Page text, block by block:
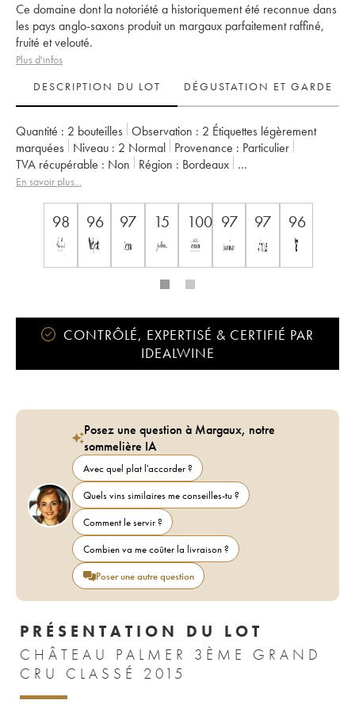
Ce domaine dont la notoriété a historiquement été reconnue dans
les pays anglo-saxons produit un margaux parfaitement raffiné,
fruité et velouté.
Plus d'infos
DESCRIPTION DU LOT
DÉGUSTATION ET GARDE
Quantité : 2 bouteilles Observation : 2 Étiquettes légèrement
marquées
Niveau : 2 Normal Provenance : particulier
TVA récupérable :
non Région :
Bordeaux
Appellation :
En savoir plus...
98 96 97 15 100 97 97 96
CONTRÔLÉ, EXPERTISÉ & CERTIFIÉ PAR
IDEALWINE
Posez une question à Margaux, notre
sommelière IA
Avec quel plat l'accorder ?
Quels vins similaires me conseilles-tu ?
Comment le servir ?
Combien va me coûter la livraison ?
Poser une autre question
PRÉSENTATION DU LOT
CHÂTEAU PALMER 3ÈME GRAND
CRU CLASSÉ 2015